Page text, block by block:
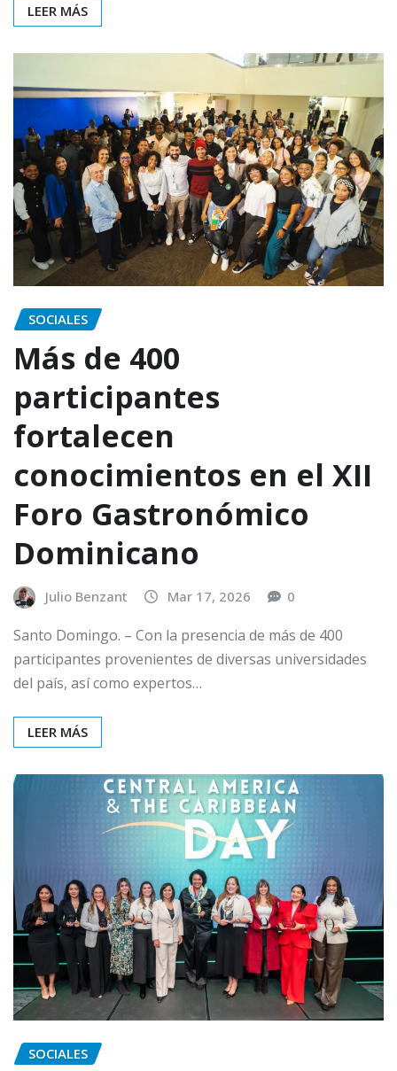
LEER MÁS
SOCIALES
Más de 400
participantes
fortalecen
conocimientos en el XII
Foro Gastronómico
Dominicano
Julio Benzant Mar 17, 2026 0
Santo Domingo. – Con la presencia de más de 400
participantes provenientes de diversas universidades
del país, así como expertos…
LEER MÁS
SOCIALES